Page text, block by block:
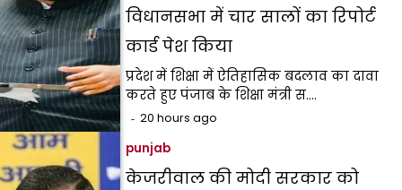
विधानसभा में चार सालों का रिपोर्ट
कार्ड पेश किया
प्रदेश में शिक्षा में ऐतिहासिक बदलाव का दावा
करते हुए पंजाब के शिक्षा मंत्री स.…
20 hours ago
punjab
केजरीवाल की मोदी सरकार को